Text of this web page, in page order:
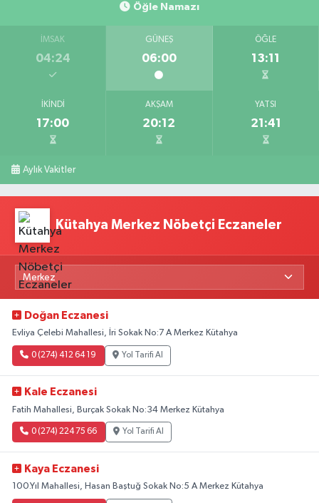
Öğle Namazı
İMSAK
04:24
GÜNEŞ
06:00
ÖĞLE
13:11
İKINDI
17:00
AKŞAM
20:12
YATSI
21:41
Aylık Vakitler
Kütahya Merkez Nöbetçi Eczaneler
Doğan Eczanesi
Evliya Çelebi Mahallesi, İri Sokak No:7 A Merkez Kütahya
0 (274) 412 64 19 Yol Tarifi Al
Kale Eczanesi
Fatih Mahallesi, Burçak Sokak No:34 Merkez Kütahya
0 (274) 224 75 66 Yol Tarifi Al
Kaya Eczanesi
100.Yıl Mahallesi, Hasan Baştuğ Sokak No:5 A Merkez Kütahya